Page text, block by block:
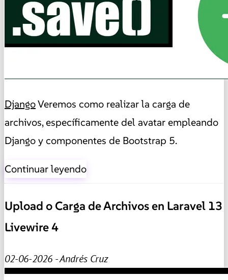
DjangoVeremos como realizar la carga de
archivos, específicamente del avatar empleando
Django y componentes de Bootstrap 5.
Continuar leyendo
Upload o Carga de Archivos en Laravel 13
Livewire 4
02-06-2026 - Andrés Cruz